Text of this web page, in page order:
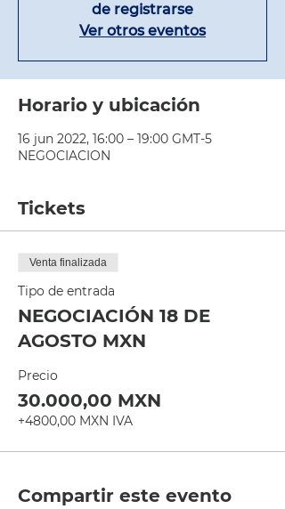
de registrarse
Ver otros eventos
Horario y ubicación
16 jun 2022, 16:00 – 19:00 GMT-5
NEGOCIACION
Tickets
Venta finalizada
Tipo de entrada
NEGOCIACIÓN 18 DE
AGOSTO MXN
Precio
30.000,00 MXN
+4800,00 MXN IVA
Compartir este evento